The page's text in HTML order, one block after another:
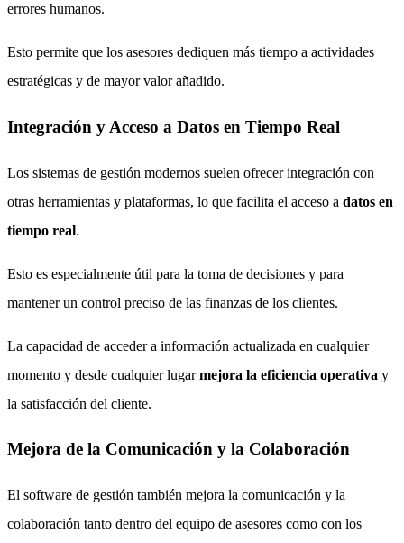
errores humanos.
Esto permite que los asesores dediquen más tiempo a actividades
estratégicas y de mayor valor añadido.
Integración y Acceso a Datos en Tiempo Real
Los sistemas de gestión modernos suelen ofrecer integración con
otras herramientas y plataformas, lo que facilita el acceso a datos en
tiempo real.
Esto es especialmente útil para la toma de decisiones y para
mantener un control preciso de las finanzas de los clientes.
La capacidad de acceder a información actualizada en cualquier
momento y desde cualquier lugarmejora la eficiencia operativa y
la satisfacción del cliente.
Mejora de la Comunicación y la Colaboración
El software de gestión también mejora la comunicación y la
colaboración tanto dentro del equipo de asesores como con los